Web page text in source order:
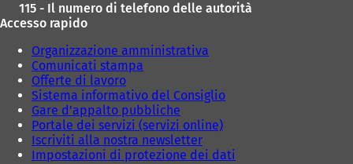
h
e
d
a
)
s
h
e
)
115 - Il numero di telefono delle autorità
Accesso rapido
Organizzazione amministrativa
Comunicati stampa
Offerte di lavoro
Sistema informativo del Consiglio
Gare d'appalto pubbliche
Portale dei servizi (servizi online)
Iscriviti alla nostra newsletter
Impostazioni di protezione dei dati